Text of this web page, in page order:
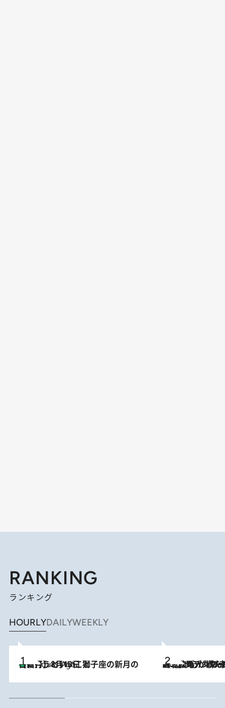
RANKING
ランキング
HOURLYDAILYWEEKLY
5 Hours Ago
【新月】8月13日 獅子座の新月の日に行うといいこと 2026.8.8
《北欧の人々の幸福度が高いのは…》元デンマーク親善大使が出会った“心が満たされる暮らし”「いいかげんにヒュッゲしなさい！」